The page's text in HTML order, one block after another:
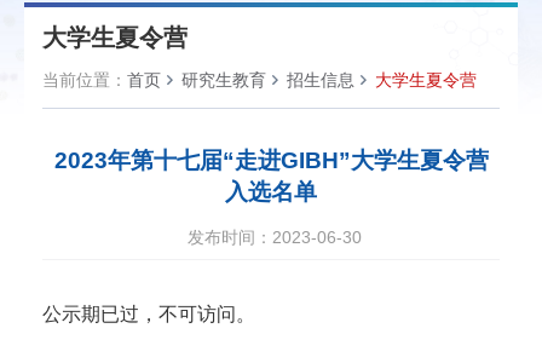
大学生夏令营
当前位置： 首页 研究生教育 招生信息 大学生夏令营
2023年第十七届“走进GIBH”大学生夏令营
入选名单
发布时间：2023-06-30
公示期已过，不可访问。